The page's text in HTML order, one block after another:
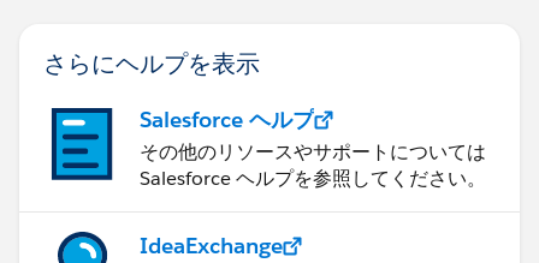
さらにヘルプを表示
Salesforce ヘルプ
その他のリソースやサポートについては
Salesforce ヘルプを参照してください。
IdeaExchange